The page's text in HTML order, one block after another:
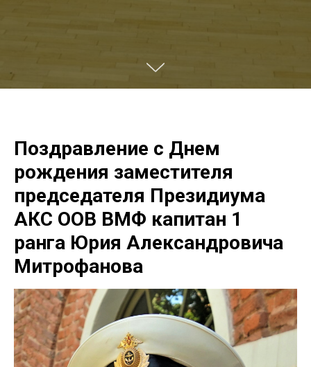
Поздравление с Днем
рождения заместителя
председателя Президиума
АКС ООВ ВМФ капитан 1
ранга Юрия Александровича
Митрофанова